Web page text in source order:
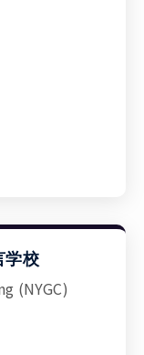
学校
(NYGC)